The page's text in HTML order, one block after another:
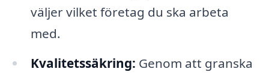
väljer vilket företag du ska arbeta
med.
Kvalitetssäkring: Genom att granska